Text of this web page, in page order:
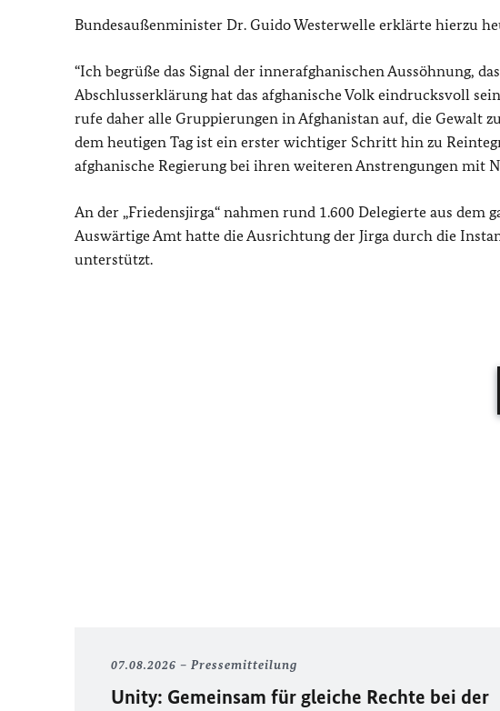
Bundesaußenminister Dr. Guido Westerwelle erklärte hierzu
“Ich begrüße das Signal der innerafghanischen Aussöhnung,
Abschlusserklärung hat das afghanische Volk eindrucksvoll
rufe daher alle Gruppierungen in Afghanistan auf, die Gewalt
dem heutigen Tag ist ein erster wichtiger Schritt hin zu
afghanische Regierung bei ihren weiteren Anstrengungen mit
An der „Friedensjirga“ nahmen rund 1.600 Delegierte aus dem
Auswärtige Amt hatte die Ausrichtung der Jirga durch die
unterstützt.
07.08.2026 Pressemitteilung
Unity: Gemeinsam für gleiche Rechte bei der